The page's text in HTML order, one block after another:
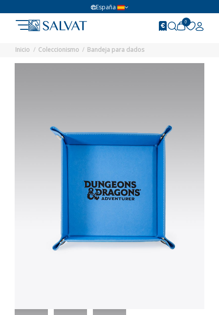
España
0
Inicio Coleccionismo Bandeja para dados